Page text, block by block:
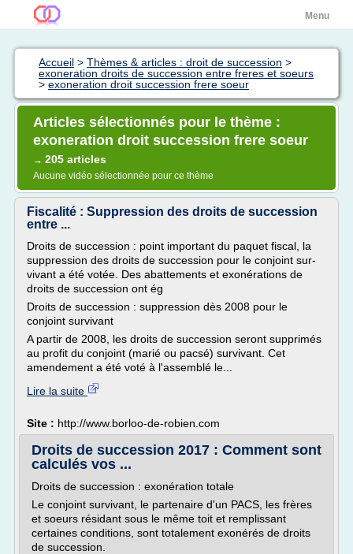
Menu
Accueil > Thèmes & articles : droit de succession >
exoneration droits de succession entre freres et soeurs
> exoneration droit succession frere soeur
Articles sélectionnés pour le thème :
exoneration droit succession frere soeur
→ 205 articles
Aucune vidéo sélectionnée pour ce thème
Fiscalité : Suppression des droits de succession
entre ...
Droits de succession : point important du paquet fiscal, la
suppression des droits de succession pour le conjoint sur-
vivant a été votée. Des abattements et exonérations de
droits de succession ont ég
Droits de succession : suppression dès 2008 pour le
conjoint survivant
A partir de 2008, les droits de succession seront supprimés
au profit du conjoint (marié ou pacsé) survivant. Cet
amendement a été voté à l'assemblé le...
Lire la suite
Site : http://www.borloo-de-robien.com
Droits de succession 2017 : Comment sont
calculés vos ...
Droits de succession : exonération totale
Le conjoint survivant, le partenaire d'un PACS, les frères
et soeurs résidant sous le même toit et remplissant
certaines conditions, sont totalement exonérés de droits
de succession.